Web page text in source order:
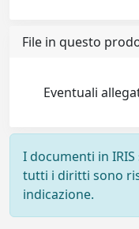
File in questo
Eventuali
I documenti in
tutti i diritti sono
indicazione.